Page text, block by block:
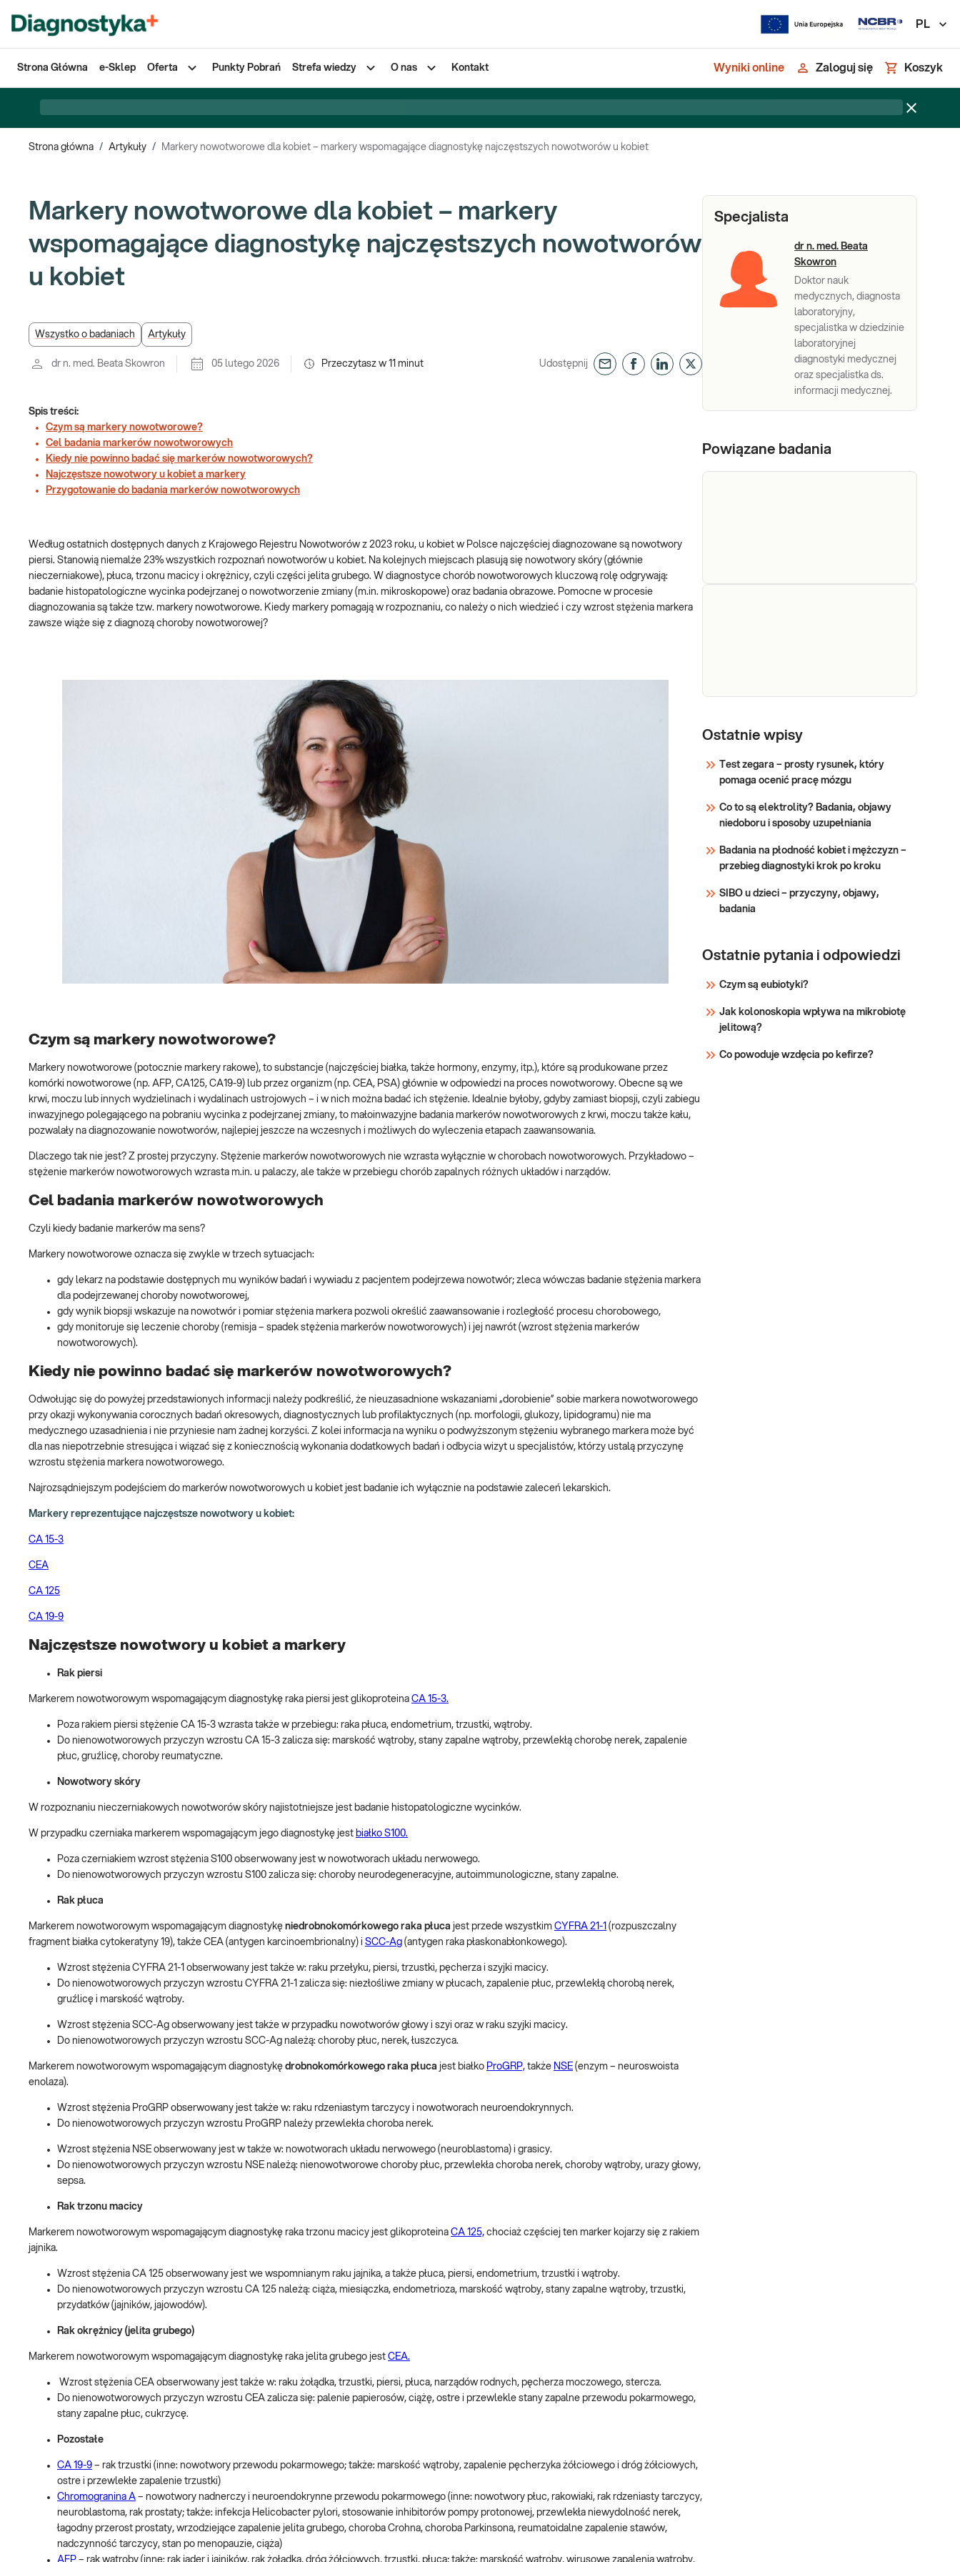
PL
Strona Główna e-Sklep Oferta Punkty Pobrań Strefa wiedzy O nas Kontakt Wyniki online Zaloguj się Koszyk
Strona główna / Artykuły / Markery nowotworowe dla kobiet – markery wspomagające diagnostykę najczęstszych nowotworów u kobiet
Markery nowotworowe dla kobiet – markery
wspomagające diagnostykę najczęstszych nowotworów
u kobiet
Wszystko o badaniach Artykuły
dr n. med. Beata Skowron 05 lutego 2026 Przeczytasz w 11 minut Udostępnij
Spis treści:
Czym są markery nowotworowe?
Cel badania markerów nowotworowych
Kiedy nie powinno badać się markerów nowotworowych?
Najczęstsze nowotwory u kobiet a markery
Przygotowanie do badania markerów nowotworowych
Według ostatnich dostępnych danych z Krajowego Rejestru Nowotworów z 2023 roku, u kobiet w Polsce najczęściej diagnozowane są nowotwory
piersi. Stanowią niemalże 23% wszystkich rozpoznań nowotworów u kobiet. Na kolejnych miejscach plasują się nowotwory skóry (głównie
nieczerniakowe), płuca, trzonu macicy i okrężnicy, czyli części jelita grubego. W diagnostyce chorób nowotworowych kluczową rolę odgrywają:
badanie histopatologiczne wycinka podejrzanej o nowotworzenie zmiany (m.in. mikroskopowe) oraz badania obrazowe. Pomocne w procesie
diagnozowania są także tzw. markery nowotworowe. Kiedy markery pomagają w rozpoznaniu, co należy o nich wiedzieć i czy wzrost stężenia markera
zawsze wiąże się z diagnozą choroby nowotworowej?
Czym są markery nowotworowe?
Markery nowotworowe (potocznie markery rakowe), to substancje (najczęściej białka, także hormony, enzymy, itp.), które są produkowane przez
komórki nowotworowe (np. AFP, CA125, CA19-9) lub przez organizm (np. CEA, PSA) głównie w odpowiedzi na proces nowotworowy. Obecne są we
krwi, moczu lub innych wydzielinach i wydalinach ustrojowych – i w nich można badać ich stężenie. Idealnie byłoby, gdyby zamiast biopsji, czyli zabiegu
inwazyjnego polegającego na pobraniu wycinka z podejrzanej zmiany, to małoinwazyjne badania markerów nowotworowych z krwi, moczu także kału,
pozwalały na diagnozowanie nowotworów, najlepiej jeszcze na wczesnych i możliwych do wyleczenia etapach zaawansowania.
Dlaczego tak nie jest? Z prostej przyczyny. Stężenie markerów nowotworowych nie wzrasta wyłącznie w chorobach nowotworowych. Przykładowo –
stężenie markerów nowotworowych wzrasta m.in. u palaczy, ale także w przebiegu chorób zapalnych różnych układów i narządów.
Cel badania markerów nowotworowych
Czyli kiedy badanie markerów ma sens?
Markery nowotworowe oznacza się zwykle w trzech sytuacjach:
gdy lekarz na podstawie dostępnych mu wyników badań i wywiadu z pacjentem podejrzewa nowotwór; zleca wówczas badanie stężenia markera
dla podejrzewanej choroby nowotworowej,
gdy wynik biopsji wskazuje na nowotwór i pomiar stężenia markera pozwoli określić zaawansowanie i rozległość procesu chorobowego,
gdy monitoruje się leczenie choroby (remisja – spadek stężenia markerów nowotworowych) i jej nawrót (wzrost stężenia markerów
nowotworowych).
Kiedy nie powinno badać się markerów nowotworowych?
Odwołując się do powyżej przedstawionych informacji należy podkreślić, że nieuzasadnione wskazaniami „dorobienie” sobie markera nowotworowego
przy okazji wykonywania corocznych badań okresowych, diagnostycznych lub profilaktycznych (np. morfologii, glukozy, lipidogramu) nie ma
medycznego uzasadnienia i nie przyniesie nam żadnej korzyści. Z kolei informacja na wyniku o podwyższonym stężeniu wybranego markera może być
dla nas niepotrzebnie stresująca i wiązać się z koniecznością wykonania dodatkowych badań i odbycia wizyt u specjalistów, którzy ustalą przyczynę
wzrostu stężenia markera nowotworowego.
Najrozsądniejszym podejściem do markerów nowotworowych u kobiet jest badanie ich wyłącznie na podstawie zaleceń lekarskich.
Markery reprezentujące najczęstsze nowotwory u kobiet:
CA 15-3
CEA
CA 125
CA 19-9
Najczęstsze nowotwory u kobiet a markery
Rak piersi
Markerem nowotworowym wspomagającym diagnostykę raka piersi jest glikoproteina CA 15-3.
Poza rakiem piersi stężenie CA 15-3 wzrasta także w przebiegu: raka płuca, endometrium, trzustki, wątroby.
Do nienowotworowych przyczyn wzrostu CA 15-3 zalicza się: marskość wątroby, stany zapalne wątroby, przewlekłą chorobę nerek, zapalenie
płuc, gruźlicę, choroby reumatyczne.
Nowotwory skóry
W rozpoznaniu nieczerniakowych nowotworów skóry najistotniejsze jest badanie histopatologiczne wycinków.
W przypadku czerniaka markerem wspomagającym jego diagnostykę jest białko S100.
Poza czerniakiem wzrost stężenia S100 obserwowany jest w nowotworach układu nerwowego.
Do nienowotworowych przyczyn wzrostu S100 zalicza się: choroby neurodegeneracyjne, autoimmunologiczne, stany zapalne.
Rak płuca
Markerem nowotworowym wspomagającym diagnostykę niedrobnokomórkowego raka płuca jest przede wszystkim CYFRA 21-1 (rozpuszczalny
fragment białka cytokeratyny 19), także CEA (antygen karcinoembrionalny) i SCC-Ag (antygen raka płaskonabłonkowego).
Wzrost stężenia CYFRA 21-1 obserwowany jest także w: raku przełyku, piersi, trzustki, pęcherza i szyjki macicy.
Do nienowotworowych przyczyn wzrostu CYFRA 21-1 zalicza się: niezłośliwe zmiany w płucach, zapalenie płuc, przewlekłą chorobą nerek,
gruźlicę i marskość wątroby.
Wzrost stężenia SCC-Ag obserwowany jest także w przypadku nowotworów głowy i szyi oraz w raku szyjki macicy.
Do nienowotworowych przyczyn wzrostu SCC-Ag należą: choroby płuc, nerek, łuszczyca.
Markerem nowotworowym wspomagającym diagnostykę drobnokomórkowego raka płuca jest białko ProGRP, także NSE (enzym – neuroswoista
enolaza).
Wzrost stężenia ProGRP obserwowany jest także w: raku rdzeniastym tarczycy i nowotworach neuroendokrynnych.
Do nienowotworowych przyczyn wzrostu ProGRP należy przewlekła choroba nerek.
Wzrost stężenia NSE obserwowany jest w także w: nowotworach układu nerwowego (neuroblastoma) i grasicy.
Do nienowotworowych przyczyn wzrostu NSE należą: nienowotworowe choroby płuc, przewlekła choroba nerek, choroby wątroby, urazy głowy,
sepsa.
Rak trzonu macicy
Markerem nowotworowym wspomagającym diagnostykę raka trzonu macicy jest glikoproteina CA 125, chociaż częściej ten marker kojarzy się z rakiem
jajnika.
Wzrost stężenia CA 125 obserwowany jest we wspomnianym raku jajnika, a także płuca, piersi, endometrium, trzustki i wątroby.
Do nienowotworowych przyczyn wzrostu CA 125 należą: ciąża, miesiączka, endometrioza, marskość wątroby, stany zapalne wątroby, trzustki,
przydatków (jajników, jajowodów).
Rak okrężnicy (jelita grubego)
Markerem nowotworowym wspomagającym diagnostykę raka jelita grubego jest CEA.
Wzrost stężenia CEA obserwowany jest także w: raku żołądka, trzustki, piersi, płuca, narządów rodnych, pęcherza moczowego, stercza.
Do nienowotworowych przyczyn wzrostu CEA zalicza się: palenie papierosów, ciążę, ostre i przewlekle stany zapalne przewodu pokarmowego,
stany zapalne płuc, cukrzycę.
Pozostałe
CA 19-9 – rak trzustki (inne: nowotwory przewodu pokarmowego; także: marskość wątroby, zapalenie pęcherzyka żółciowego i dróg żółciowych,
ostre i przewlekłe zapalenie trzustki)
Chromogranina A – nowotwory nadnerczy i neuroendokrynne przewodu pokarmowego (inne: nowotwory płuc, rakowiaki, rak rdzeniasty tarczycy,
neuroblastoma, rak prostaty; także: infekcja Helicobacter pylori, stosowanie inhibitorów pompy protonowej, przewlekła niewydolność nerek,
łagodny przerost prostaty, wrzodziejące zapalenie jelita grubego, choroba Crohna, choroba Parkinsona, reumatoidalne zapalenie stawów,
nadczynność tarczycy, stan po menopauzie, ciąża)
AFP – rak wątroby (inne: rak jąder i jajników, rak żołądka, dróg żółciowych, trzustki, płuca; także: marskość wątroby, wirusowe zapalenia wątroby,
Specjalista
dr n. med. Beata
Skowron
Doktor nauk
medycznych, diagnosta
laboratoryjny,
specjalistka w dziedzinie
laboratoryjnej
diagnostyki medycznej
oraz specjalistka ds.
informacji medycznej.
Powiązane badania
jajnika: ROMA.
15-3
oznaczany w surowicy, przydatny w
remisji oraz w prowadzenia chorych
na przerzutującego raka piersi: w
leczenie i progresji nowotworu.
Sprawdź
Ostatnie wpisy
Test zegara – prosty rysunek, który
pomaga ocenić pracę mózgu
Co to są elektrolity? Badania, objawy
niedoboru i sposoby uzupełniania
Badania na płodność kobiet i mężczyzn –
przebieg diagnostyki krok po kroku
SIBO u dzieci – przyczyny, objawy,
badania
Ostatnie pytania i odpowiedzi
Czym są eubiotyki?
Jak kolonoskopia wpływa na mikrobiotę
jelitową?
Co powoduje wzdęcia po kefirze?